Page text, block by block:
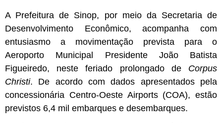
A Prefeitura de Sinop, por meio da Secretaria de
Desenvolvimento Econômico, acompanha com
entusiasmo a movimentação prevista para o
Aeroporto Municipal Presidente João Batista
Figueiredo, neste feriado prolongado de Corpus
Christi. De acordo com dados apresentados pela
concessionária Centro-Oeste Airports (COA), estão
previstos 6,4 mil embarques e desembarques.